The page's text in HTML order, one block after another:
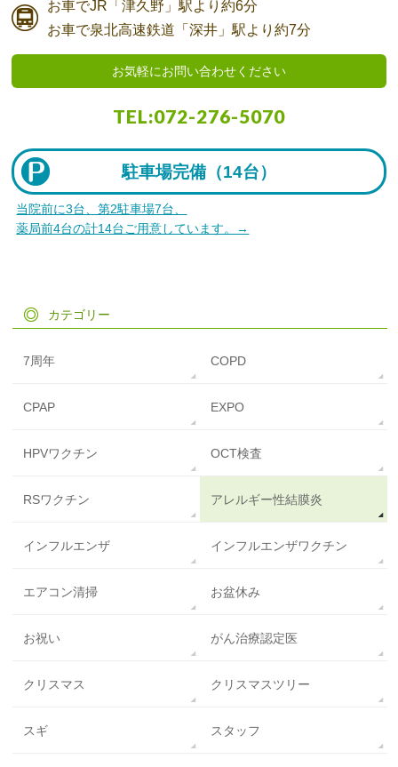
お車でJR「津久野」駅より約6分
お車で泉北高速鉄道「深井」駅より約7分
お気軽にお問い合わせください
TEL:072-276-5070
駐車場完備（14台）
当院前に3台、第2駐車場7台、
薬局前4台の計14台ご用意しています。→
カテゴリー
7周年 COPD
CPAP EXPO
HPVワクチン OCT検査
RSワクチン アレルギー性結膜炎
インフルエンザ インフルエンザワクチン
エアコン清掃 お盆休み
お祝い がん治療認定医
クリスマス クリスマスツリー
スギ スタッフ